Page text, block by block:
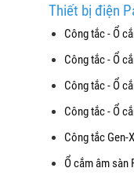
Thiết bị điện
Công tắc - Ổ
Công tắc - Ổ
Công tắc - Ổ
Công tắc - Ổ
Công tắc Gen-X
Ổ cắm âm sàn